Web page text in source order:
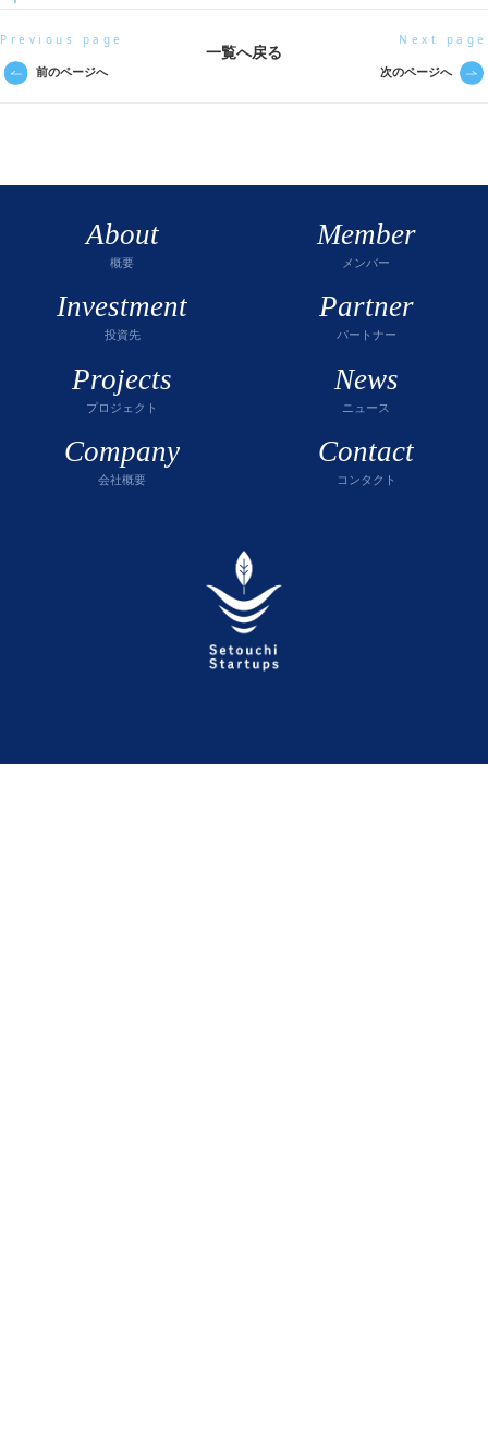
Previous page
前のページへ
一覧へ戻る
Next page
次のページへ
About
概要
Member
メンバー
Investment
投資先
Partner
パートナー
Projects
プロジェクト
News
ニュース
Company
会社概要
Contact
コンタクト